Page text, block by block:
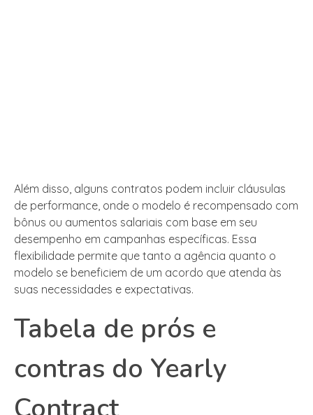
Além disso, alguns contratos podem incluir cláusulas
de performance, onde o modelo é recompensado com
bônus ou aumentos salariais com base em seu
desempenho em campanhas específicas. Essa
flexibilidade permite que tanto a agência quanto o
modelo se beneficiem de um acordo que atenda às
suas necessidades e expectativas.
Tabela de prós e
contras do Yearly